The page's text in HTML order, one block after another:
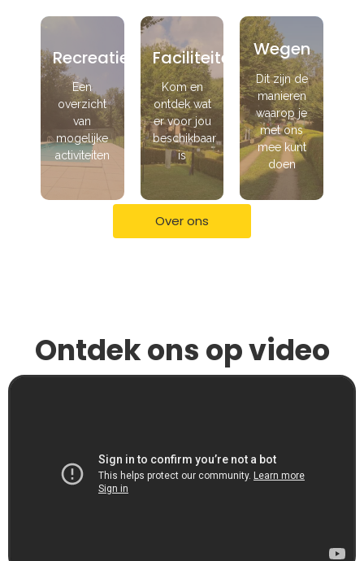
Recreatie
Een
overzicht
van
mogelijke
activiteiten
Faciliteiten
Kom en
ontdek wat
er voor jou
beschikbaar
is
Wegen
Dit zijn de
manieren
waarop je
met ons
mee kunt
doen
Over ons
Ontdek ons op video